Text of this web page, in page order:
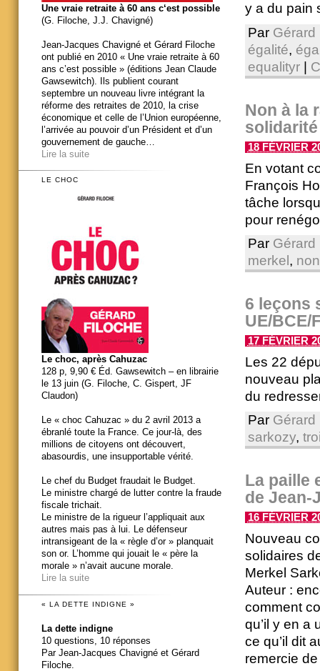
y a du pain
Par Gérard
égalité,
equalityr
Non à la
solidarité
18 FÉVRIER
En votant
François
tâche
pour
Par Gérard
merkel , non
6 leçons
UE/BCE/
17 FÉVRIER
Les 22
nouveau
du
Par Gérard
sarkozy,
La paille
de Jean-
16 FÉVRIER
Nouveau
solidaires
Merkel
Auteur :
comment
qu’il y en a
ce qu’il dit
remercie
Une vraie retraite à 60 ans c‘est possible
(G. Filoche, J.J. Chavigné)
Jean-Jacques Chavigné et Gérard Filoche
ont publié en 2010 « Une vraie retraite à 60
ans c’est possible » (éditions Jean Claude
Gawsewitch). Ils publient courant
septembre un nouveau livre intégrant la
réforme des retraites de 2010, la crise
économique et celle de l’Union européenne,
l’arrivée au pouvoir d’un Président et d’un
gouvernement de gauche…
Lire la suite
LE CHOC
Le choc, après Cahuzac
128 p, 9,90 € Éd. Gawsewitch – en librairie
le 13 juin (G. Filoche, C. Gispert, JF
Claudon)
Le « choc Cahuzac » du 2 avril 2013 a
ébranlé toute la France. Ce jour-là, des
millions de citoyens ont découvert,
abasourdis, une insupportable vérité.
Le chef du Budget fraudait le Budget.
Le ministre chargé de lutter contre la fraude
fiscale trichait.
Le ministre de la rigueur l’appliquait aux
autres mais pas à lui. Le défenseur
intransigeant de la « règle d’or » planquait
son or. L’homme qui jouait le « père la
morale » n’avait aucune morale.
Lire la suite
« LA DETTE INDIGNE »
La dette indigne
10 questions, 10 réponses
Par Jean-Jacques Chavigné et Gérard
Filoche.